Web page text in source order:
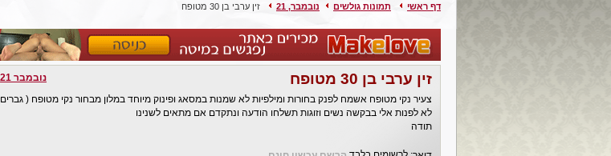
דף ראשי תמונות גולשים נובמבר, 21 זין ערבי בן 30 מטופח
זין ערבי בן 30 מטופח
נובמבר 21
צעיר נקי מטופח אשמח לפנק בחורות ומילפיות לא שמנות במסאג ופינוק מיוחד במלון מבחור נקי מטופח ( גברים
לא לפנות אלי בבקשה נשים וזוגות תשלחו הודעה ונתקדם אם מתאים לשנינו
תודה